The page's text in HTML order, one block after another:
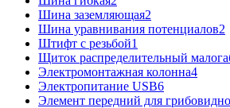
Шина заземляющая2
Шина уравнивания потенциалов2
Штифт с резьбой1
Щиток распределительный
Электромонтажная колонна4
Электропитание USB6
Элемент передний для